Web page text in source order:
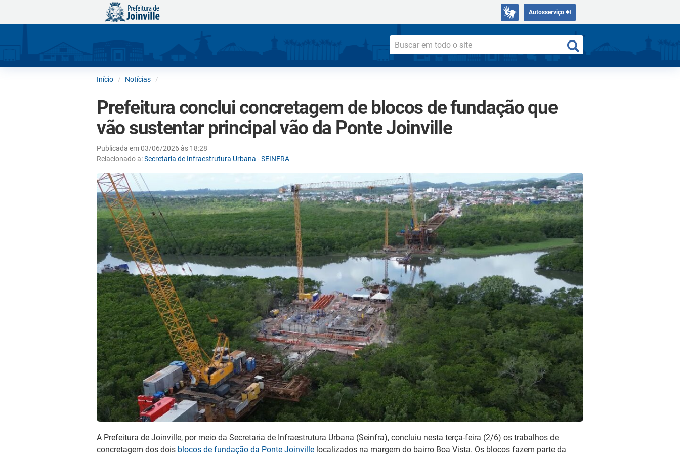
Autosserviço
Início Notícias
Prefeitura conclui concretagem de blocos de fundação que
vão sustentar principal vão da Ponte Joinville
Publicada em 03/06/2026 às 18:28
Relacionado a:Secretaria de Infraestrutura Urbana - SEINFRA
A Prefeitura de Joinville, por meio da Secretaria de Infraestrutura Urbana (Seinfra), concluiu nesta terça-feira (2/6) os trabalhos de
concretagem dos dois blocos de fundação da Ponte Joinville localizados na margem do bairro Boa Vista. Os blocos fazem parte da